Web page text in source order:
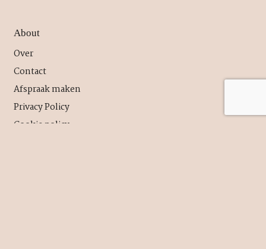
About
Over
Contact
Afspraak maken
Privacy Policy
Cookie policy